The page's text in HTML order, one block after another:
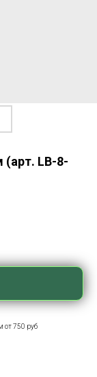
(арт. LB-8-
от 750 руб